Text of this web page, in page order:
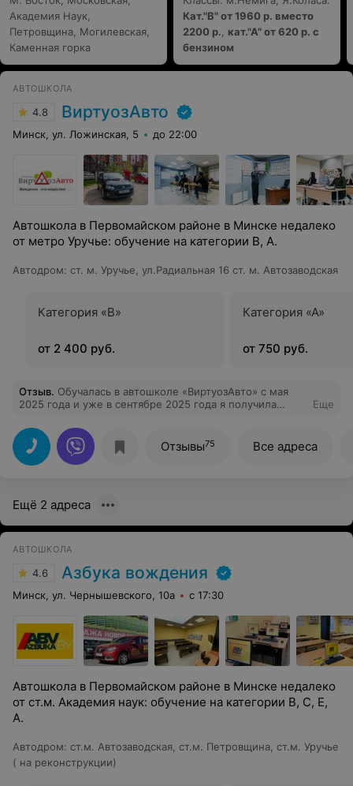
Академия Наук,
Петровщина, Могилевская,
Каменная горка
Кат."В" от 1960 р. вместо
2200 р.
кат."А" от 620 р. с
бензином
АВТОШКОЛА
4.8 ВиртуозАвто
Минск, ул. Ложинская, 5 до 22:00
Автошкола в Первомайском районе в Минске недалеко
от метро Уручье: обучение на категории B, А.
Автодром: ст. м. Уручье, ул.Радиальная 16 ст. м. Автозаводская
Категория «B»
от 2 400 руб.
Категория «А»
от 750 руб.
Отзыв. Обучалась в автошколе «ВиртуозАвто» с мая
2025 года и уже в сентябре 2025 года я получила
экзамены внутренние в автошколе и в ГАИ сдала с
первого раза. За это огромная благодарность
преподавателю теории Валерию Алексеевичу и
инструктору по вождению Сергею Александровичу.
все зачеты по темам без единой ошибки. На вождение
профессионализму инструктора и дружеской
увереннее за рулем. Смело могу сказать, что Сергей
Александрович может научить водить авто с нуля.
Большое спасибо автошколе «ВиртуозАвто» за
исполнение мечты стать водителем.
Еще
Отзывы75 Все адреса
Ещё 2 адреса
АВТОШКОЛА
4.6 Азбука вождения
Минск, ул. Чернышевского, 10а с 17:30
Автошкола в Первомайском районе в Минске недалеко
от ст.м. Академия наук: обучение на категории B, C, E,
А.
Автодром: ст.м. Автозаводская, ст.м. Петровщина, ст.м. Уручье
( на реконструкции)